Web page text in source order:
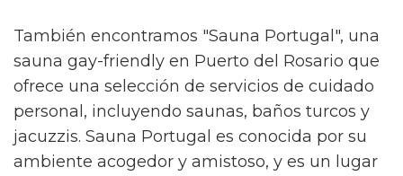
También encontramos "Sauna Portugal", una
sauna gay-friendly en Puerto del Rosario que
ofrece una selección de servicios de cuidado
personal, incluyendo saunas, baños turcos y
jacuzzis. Sauna Portugal es conocida por su
ambiente acogedor y amistoso, y es un lugar